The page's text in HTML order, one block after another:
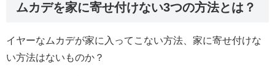
ムカデを家に寄せ付けない3つの方法とは？
イヤーなムカデが家に入ってこない方法、家に寄せ付けな
い方法はないものか？